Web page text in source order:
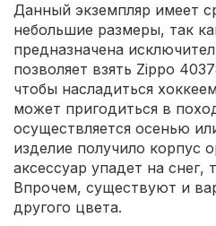
Данный экземпляр имеет
небольшие размеры, так
предназначена
позволяет взять Zippo
чтобы насладиться
может пригодиться в
осуществляется осенью
изделие получило корпус
аксессуар упадет на снег,
Впрочем, существуют и
другого цвета.